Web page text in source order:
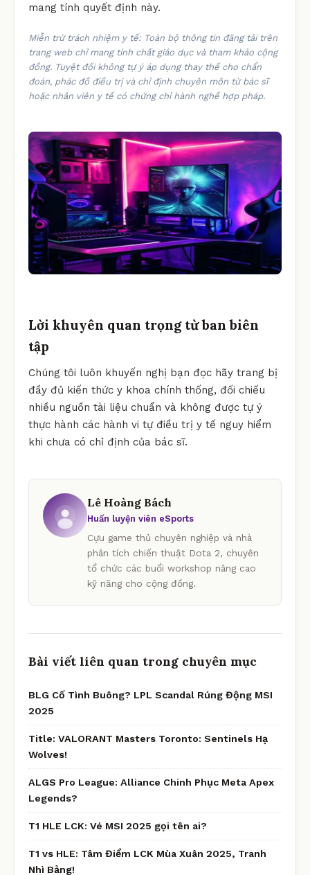
mang tính quyết định này.
Miễn trừ trách nhiệm y tế: Toàn bộ thông tin đăng tải trên
trang web chỉ mang tính chất giáo dục và tham khảo cộng
đồng. Tuyệt đối không tự ý áp dụng thay thế cho chẩn
đoán, phác đồ điều trị và chỉ định chuyên môn từ bác sĩ
hoặc nhân viên y tế có chứng chỉ hành nghề hợp pháp.
Lời khuyên quan trọng từ ban biên
tập
Chúng tôi luôn khuyến nghị bạn đọc hãy trang bị
đầy đủ kiến thức y khoa chính thống, đối chiếu
nhiều nguồn tài liệu chuẩn và không được tự ý
thực hành các hành vi tự điều trị y tế nguy hiểm
khi chưa có chỉ định của bác sĩ.
Lê Hoàng Bách
Huấn luyện viên eSports
Cựu game thủ chuyên nghiệp và nhà
phân tích chiến thuật Dota 2, chuyên
tổ chức các buổi workshop nâng cao
kỹ năng cho cộng đồng.
Bài viết liên quan trong chuyên mục
BLG Cố Tình Buông? LPL Scandal Rúng Động MSI
2025
Title: VALORANT Masters Toronto: Sentinels Hạ
Wolves!
ALGS Pro League: Alliance Chinh Phục Meta Apex
Legends?
T1 HLE LCK: Vé MSI 2025 gọi tên ai?
T1 vs HLE: Tâm Điểm LCK Mùa Xuân 2025, Tranh
Nhì Bảng!